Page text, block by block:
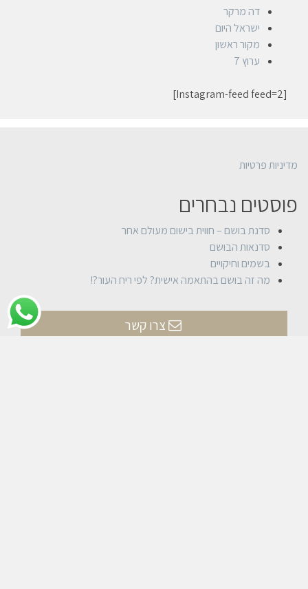
דה מרקר
ישראל היום
מקור ראשון
ערוץ 7
[Instagram-feed feed=2]
מדיניות פרטיות
פוסטים נבחרים
סדנת בושם – חווית בישום מעולם אחר
סדנאות הבושם
בשמים וחיקויים
מה זה בושם בהתאמה אישית? לפי ריח העור?!
צרו קשר